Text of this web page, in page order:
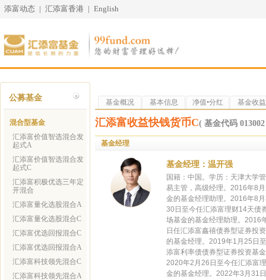
添富动态 | 汇添富香港 | English
公募基金
混合型基金
汇添富价值智选混合发
起式A
汇添富价值智选混合发
起式C
汇添富积极优选三年定
开混合
汇添富量化选股混合A
汇添富量化选股混合C
汇添富优选回报混合C
汇添富优选回报混合A
汇添富科技领先混合C
汇添富科技领先混合A
基金概况 基本信息 净值•分红 基金收益
汇添富收益快钱货币C( 基金代码
基金经理
基金经理：温开强
国籍：中国。学历：天津大学
易主管，高级经理。2016年8
金的基金经理助理。2016年8
30日至今任汇添富理财14天债
场基金的基金经理助理。2016
日任汇添富鑫禧债券型证券投
的基金经理。2019年1月25日
添富利率债债券型证券投资基
2020年2月26日至今任汇添富
金的基金经理。2022年3月31